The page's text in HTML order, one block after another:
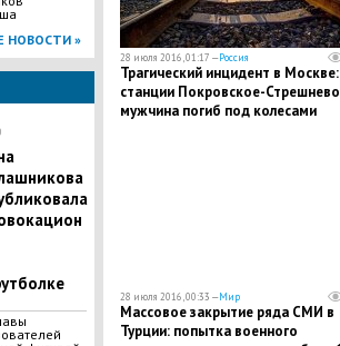
НОВОСТИ »
28 июля 2016, 01:17 —Россия
​Трагический инцидент в
станции Покровское-Стрешнево
мужчина погиб под колесами
28 июля 2016, 00:33 —Мир
​Массовое закрытие ряда СМИ в
Турции: попытка военного